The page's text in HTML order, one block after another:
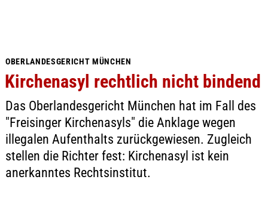
OBERLANDESGERICHT MÜNCHEN
Kirchenasyl rechtlich nicht bindend
Das Oberlandesgericht München hat im Fall des
"Freisinger Kirchenasyls" die Anklage wegen
illegalen Aufenthalts zurückgewiesen. Zugleich
stellen die Richter fest: Kirchenasyl ist kein
anerkanntes Rechtsinstitut.